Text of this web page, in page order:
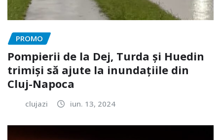
PROMO
Pompierii de la Dej, Turda și Huedin
trimiși să ajute la inundațiile din
Cluj-Napoca
clujazi iun. 13, 2024